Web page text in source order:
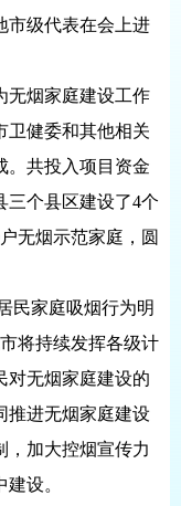
市级代表在会上进
烟家庭建设工作
卫健委和其他相关
。共投入项目资金
三个县区建设了4个
无烟示范家庭，圆
家庭吸烟行为明
将持续发挥各级计
对无烟家庭建设的
推进无烟家庭建设
，加大控烟宣传力
设。